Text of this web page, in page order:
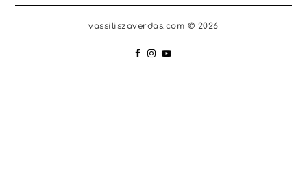
vassiliszaverdas.com © 2026